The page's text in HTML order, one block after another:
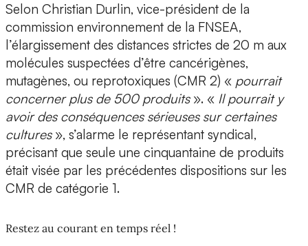
Selon Christian Durlin, vice-président de la
commission environnement de la FNSEA,
l’élargissement des distances strictes de 20 m aux
molécules suspectées d’être cancérigènes,
mutagènes, ou reprotoxiques (CMR 2) « pourrait
concerner plus de 500 produits». « Il pourrait y
avoir des conséquences sérieuses sur certaines
cultures », s’alarme le représentant syndical,
précisant que seule une cinquantaine de produits
était visée par les précédentes dispositions sur les
CMR de catégorie 1.
Restez au courant en temps réel !